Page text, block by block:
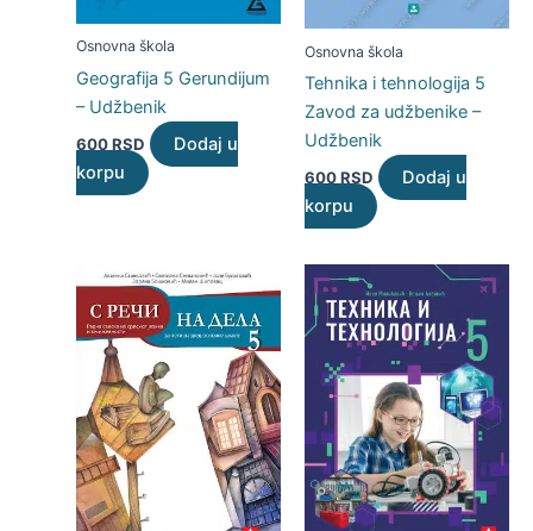
Osnovna škola
Geografija 5 Gerundijum
– Udžbenik
600RSD
Dodaj u
korpu
Osnovna škola
Tehnika i tehnologija 5
Zavod za udžbenike –
Udžbenik
600RSD
Dodaj u
korpu